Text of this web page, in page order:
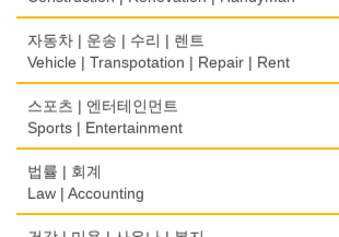
와인제조
정육점
제과점
Bakery
식품도매
Food Distributors
Denturist
한의원/한약
Oriental Herb/Acupuncture
약국
의사-내과
Internal Medicine
결혼상담
Marriage Consulting
Florist
모피점
백화점/선물센터
운전학원
Driving School
한글학교
Korean Language School
Boarding House
학교/학원
Telephone/Communication Service
컴퓨터 판매/수리
Computer Sales/Repair
International Trade
Insurance/Investment/Finance
부동산 관리
Property Management
채무조정
광고 에이전트
Advertising Agency
경보/도난방지
Alarm/Security System
Cemetery/Monument
빨래방/세탁
건축시공/개조
Construction/Home Renovation
건축설계사
Architect
Architecture
자동차 | 운송 | 수리 | 렌트
Vehicle | Transpotation | Repair | Rent
운송/통관/이삿짐
Transportation/Moving
택배
Courier Service
스포츠 | 엔터테인먼트
Sports | Entertainment
골프장비
Golf Equipment
골프장
법률 | 회계
Law | Accounting